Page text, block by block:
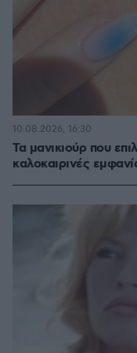
Τα μανικιούρ που
καλοκαιρινές
10.08.2026, 16:30